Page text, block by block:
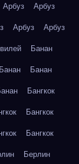
Арбуз
Арбуз
Арбуз
Арбуз
Банан
Банан
Банан
Бангкок
Бангкок
Бангкок
Берлин